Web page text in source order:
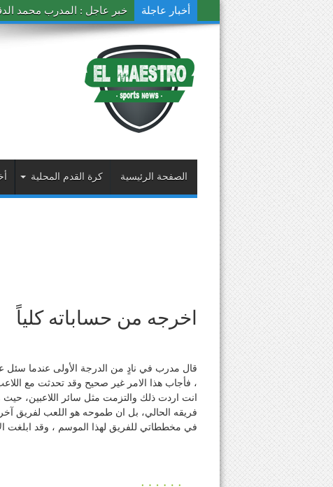
أخبار عاجلة خبر عاجل : المدرب محمد
الصفحة الرئيسية كرة القدم المحلية
اخرجه من حساباته كلياً
قال مدرب في نادٍ من الدرجة الأولى عندما سئل
، فأجاب هذا الامر غير صحيح وقد تحدثت مع
انت اردت ذلك والتزمت مثل سائر اللاعبين، حيث
فريقه الحالي، بل ان طموحه هو اللعب لفريق
في مخططاتي للفريق لهذا الموسم ، وقد ابلغت